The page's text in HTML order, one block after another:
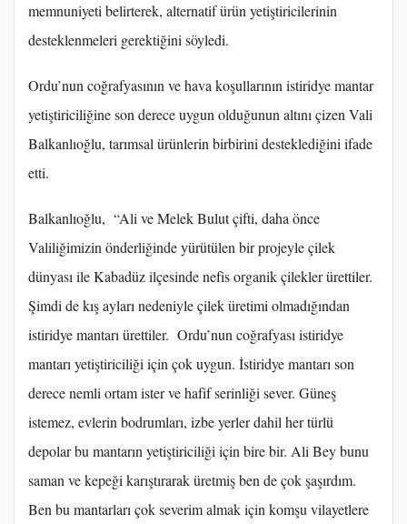
memnuniyeti belirterek, alternatif ürün yetiştiricilerinin
desteklenmeleri gerektiğini söyledi.
Ordu’nun coğrafyasının ve hava koşullarının istiridye mantar
yetiştiriciliğine son derece uygun olduğunun altını çizen Vali
Balkanlıoğlu, tarımsal ürünlerin birbirini desteklediğini ifade
etti.
Balkanlıoğlu, “Ali ve Melek Bulut çifti, daha önce
Valiliğimizin önderliğinde yürütülen bir projeyle çilek
dünyası ile Kabadüz ilçesinde nefis organik çilekler ürettiler.
Şimdi de kış ayları nedeniyle çilek üretimi olmadığından
istiridye mantarı ürettiler. Ordu’nun coğrafyası istiridye
mantarı yetiştiriciliği için çok uygun. İstiridye mantarı son
derece nemli ortam ister ve hafif serinliği sever. Güneş
istemez, evlerin bodrumları, izbe yerler dahil her türlü
depolar bu mantarın yetiştiriciliği için bire bir. Ali Bey bunu
saman ve kepeği karıştırarak üretmiş ben de çok şaşırdım.
Ben bu mantarları çok severim almak için komşu vilayetlere